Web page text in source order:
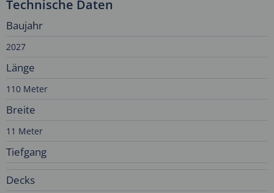
Technische Daten
Baujahr
2027
Länge
110 Meter
Breite
11 Meter
Tiefgang
Decks